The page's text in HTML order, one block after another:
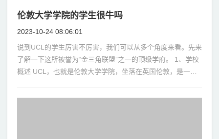
伦敦大学学院的学生很牛吗
2023-10-24 08:06:01
说到UCL的学生厉害不厉害，我们可以从多个角度来看。先来
了解一下这所被誉为“金三角联盟”之一的顶级学府。 1、学校
概述 UCL，也就是伦敦大学学院，坐落在英国伦敦，是一所